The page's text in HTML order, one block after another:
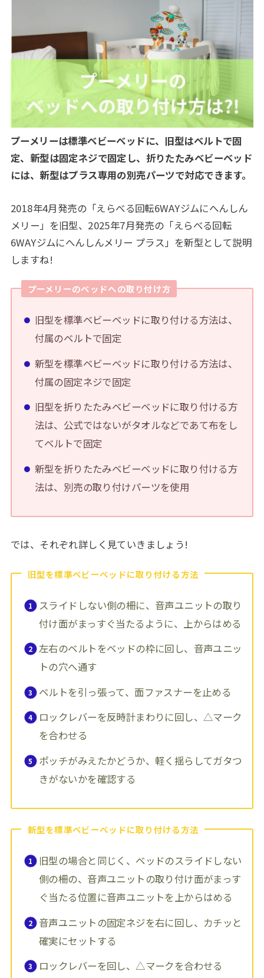
プーメリーは標準ベビーベッドに、旧型はベルトで固
定、新型は固定ネジで固定し、折りたたみベビーベッド
には、新型はプラス専用の別売パーツで対応できます。
2018年4月発売の「えらべる回転6WAYジムにへんしん
メリー」を旧型、2025年7月発売の「えらべる回転
6WAYジムにへんしんメリー プラス」を新型として説明
しますね!
プーメリーのベッドへの取り付け方
旧型を標準ベビーベッドに取り付ける方法は、
付属のベルトで固定
新型を標準ベビーベッドに取り付ける方法は、
付属の固定ネジで固定
旧型を折りたたみベビーベッドに取り付ける方
法は、公式ではないがタオルなどであて布をし
てベルトで固定
新型を折りたたみベビーベッドに取り付ける方
法は、別売の取り付けパーツを使用
では、それぞれ詳しく見ていきましょう!
旧型を標準ベビーベッドに取り付ける方法
スライドしない側の柵に、音声ユニットの取り
付け面がまっすぐ当たるように、上からはめる
左右のベルトをベッドの枠に回し、音声ユニッ
トの穴へ通す
ベルトを引っ張って、面ファスナーを止める
ロックレバーを反時計まわりに回し、△マーク
を合わせる
ポッチがみえたかどうか、軽く揺らしてガタつ
きがないかを確認する
新型を標準ベビーベッドに取り付ける方法
旧型の場合と同じく、ベッドのスライドしない
側の柵の、音声ユニットの取り付け面がまっす
ぐ当たる位置に音声ユニットを上からはめる
音声ユニットの固定ネジを右に回し、カチッと
確実にセットする
ロックレバーを回し、△マークを合わせる